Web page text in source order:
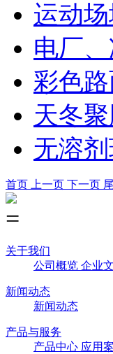
运动
电厂
彩色
天冬
无溶
首页 上一页 下一页
关于我们
公司概览 企业
新闻动态
新闻动态
产品与服务
产品中心 应用